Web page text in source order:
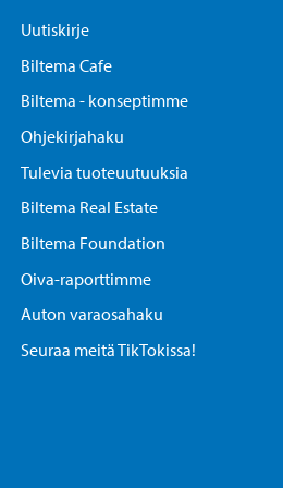
Uutiskirje
Biltema Cafe
Biltema - konseptimme
Ohjekirjahaku
Tulevia tuoteuutuuksia
Biltema Real Estate
Biltema Foundation
Oiva-raporttimme
Auton varaosahaku
Seuraa meitä TikTokissa!